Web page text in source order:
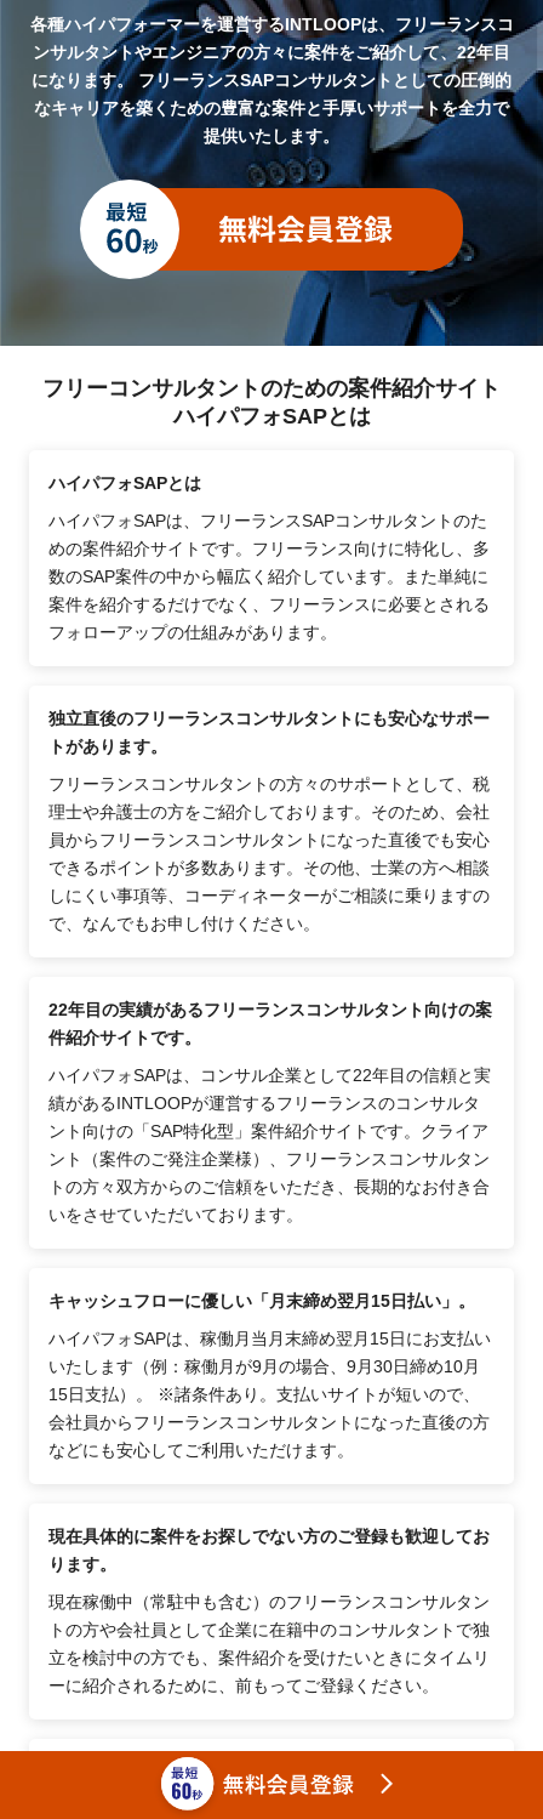
各種ハイパフォーマーを運営するINTLOOPは、フリーランスコ
ンサルタントやエンジニアの方々に案件をご紹介して、22年目
になります。フリーランスSAPコンサルタントとしての圧倒的
なキャリアを築くための豊富な案件と手厚いサポートを全力で
提供いたします。
フリーコンサルタントのための案件紹介サイト
ハイパフォSAPとは
ハイパフォSAPとは
ハイパフォSAPは、フリーランスSAPコンサルタントのた
めの案件紹介サイトです。フリーランス向けに特化し、多
数のSAP案件の中から幅広く紹介しています。また単純に
案件を紹介するだけでなく、フリーランスに必要とされる
フォローアップの仕組みがあります。
独立直後のフリーランスコンサルタントにも安心なサポー
トがあります。
フリーランスコンサルタントの方々のサポートとして、税
理士や弁護士の方をご紹介しております。そのため、会社
員からフリーランスコンサルタントになった直後でも安心
できるポイントが多数あります。その他、士業の方へ相談
しにくい事項等、コーディネーターがご相談に乗りますの
で、なんでもお申し付けください。
22年目の実績があるフリーランスコンサルタント向けの案
件紹介サイトです。
ハイパフォSAPは、コンサル企業として22年目の信頼と実
績があるINTLOOPが運営するフリーランスのコンサルタ
ント向けの「SAP特化型」案件紹介サイトです。クライア
ント（案件のご発注企業様）、フリーランスコンサルタン
トの方々双方からのご信頼をいただき、長期的なお付き合
いをさせていただいております。
キャッシュフローに優しい「月末締め翌月15日払い」。
ハイパフォSAPは、稼働月当月末締め翌月15日にお支払い
いたします（例：稼働月が9月の場合、9月30日締め10月
15日支払）。 ※諸条件あり。支払いサイトが短いので、
会社員からフリーランスコンサルタントになった直後の方
などにも安心してご利用いただけます。
現在具体的に案件をお探しでない方のご登録も歓迎してお
ります。
現在稼働中（常駐中も含む）のフリーランスコンサルタン
トの方や会社員として企業に在籍中のコンサルタントで独
立を検討中の方でも、案件紹介を受けたいときにタイムリ
ーに紹介されるために、前もってご登録ください。
57,000名以上のフリーランスコンサルタントが利用する案
件サイトです。